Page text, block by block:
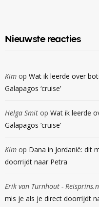
Nieuwste reacties
Kimop Wat ik leerde over
Galapagos ‘cruise’
Helga Smitop Wat ik leerde
Galapagos ‘cruise’
Kimop Dana in Jordanië: dit
doorrijdt naar Petra
Erik van Turnhout -
mis je als je direct doorrijdt